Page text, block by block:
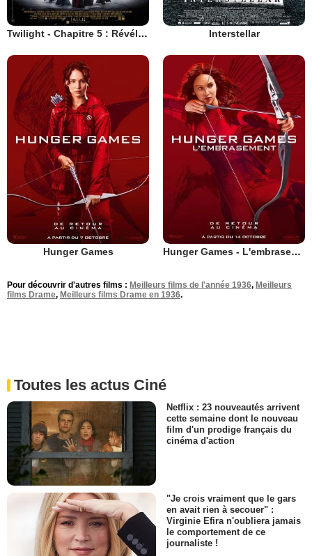
Twilight - Chapitre 5 : Révélation 2e partie Interstellar
Hunger Games Hunger Games - L'embrasement
Pour découvrir d'autres films : Meilleurs films de l'année 1936, Meilleurs
films Drame, Meilleurs films Drame en 1936.
Toutes les actus Ciné
Netflix : 23 nouveautés arrivent
cette semaine dont le nouveau
film d'un prodige français du
cinéma d'action
"Je crois vraiment que le gars
en avait rien à secouer" :
Virginie Efira n'oubliera jamais
le comportement de ce
journaliste !